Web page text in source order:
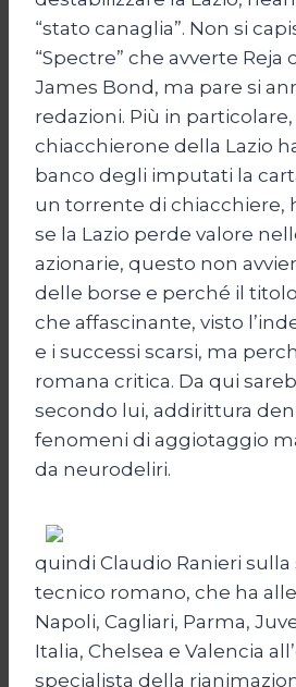
“stato canaglia”. Non si
“Spectre” che avverte Reja
James Bond, ma pare si
redazioni. Più in
chiacchierone della Lazio
banco degli imputati la
un torrente di chiacchiere,
se la Lazio perde valore
azionarie, questo non
delle borse e perché il
che affascinante, visto
e i successi scarsi, ma
romana critica. Da qui
secondo lui, addirittura
fenomeni di aggiotaggio
da neurodeliri.
quindi Claudio Ranieri sulla
tecnico romano, che ha
Napoli, Cagliari, Parma,
Italia, Chelsea e Valencia
specialista della